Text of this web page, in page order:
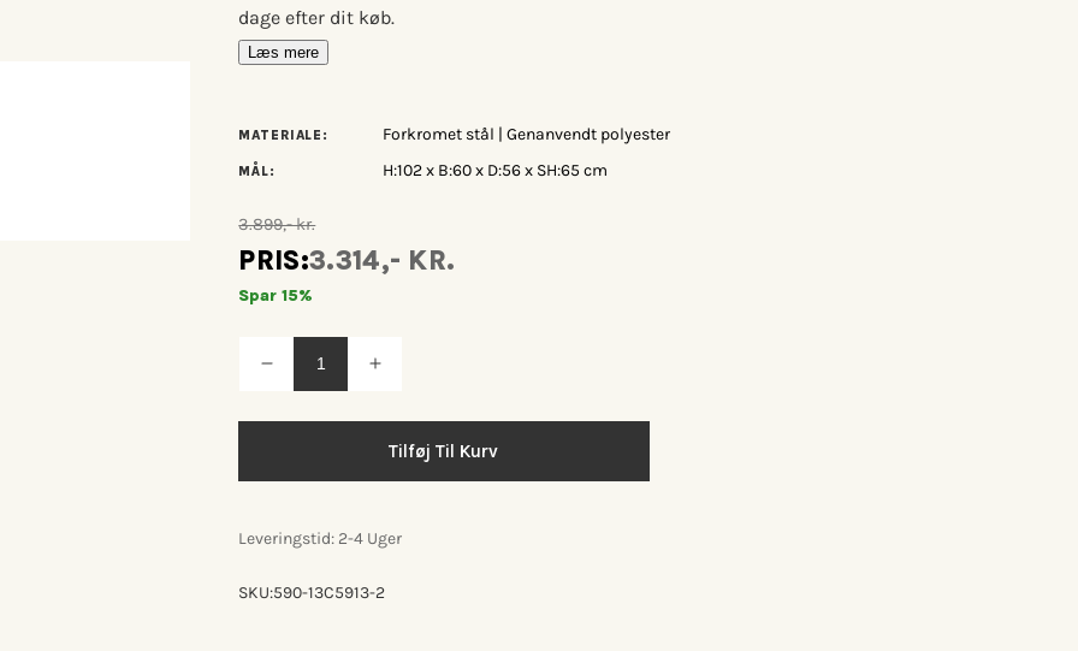
dage efter dit køb.
Læs mere
MATERIALE: Forkromet stål | Genanvendt polyester
MÅL: H:102 x B:60 x D:56 x SH:65 cm
3.899,- kr.
PRIS:3.314,- KR.
Spar 15%
Reducer
antallet
counterstol
Øg
Time
counterstol
Tilføj Til Kurv
Leveringstid: 2-4 Uger
SKU:590-13C5913-2